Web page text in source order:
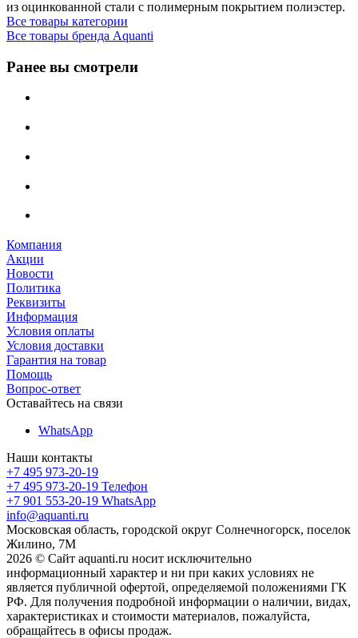
из оцинкованной стали с полимерным покрытием полиэстер.
Все товары категории
Все товары бренда Aquanti
Ранее вы смотрели
Компания
Акции
Новости
Политика
Реквизиты
Информация
Условия оплаты
Условия доставки
Гарантия на товар
Помощь
Вопрос-ответ
Оставайтесь на связи
WhatsApp
Наши контакты
+7 495 973-20-19
+7 495 973-20-19 Телефон
+7 901 553-20-19 WhatsApp
info@aquanti.ru
Московская область, городской округ Солнечногорск, поселок
Жилино, 7М
2026 © Сайт aquanti.ru носит исключительно
информационный характер и ни при каких условиях не
является публичной офертой, определяемой положениями ГК
РФ. Для получения подробной информации о наличии, видах,
характеристиках и стоимости материалов, пожалуйста,
обращайтесь в офисы продаж.